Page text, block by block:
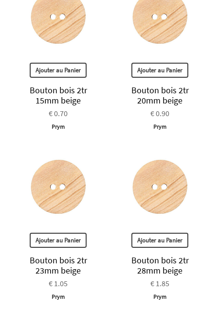
Ajouter au Panier
Bouton bois 2tr
15mm beige
€ 0.70
Prym
Ajouter au Panier
Bouton bois 2tr
20mm beige
€ 0.90
Prym
Ajouter au Panier
Bouton bois 2tr
23mm beige
€ 1.05
Prym
Ajouter au Panier
Bouton bois 2tr
28mm beige
€ 1.85
Prym